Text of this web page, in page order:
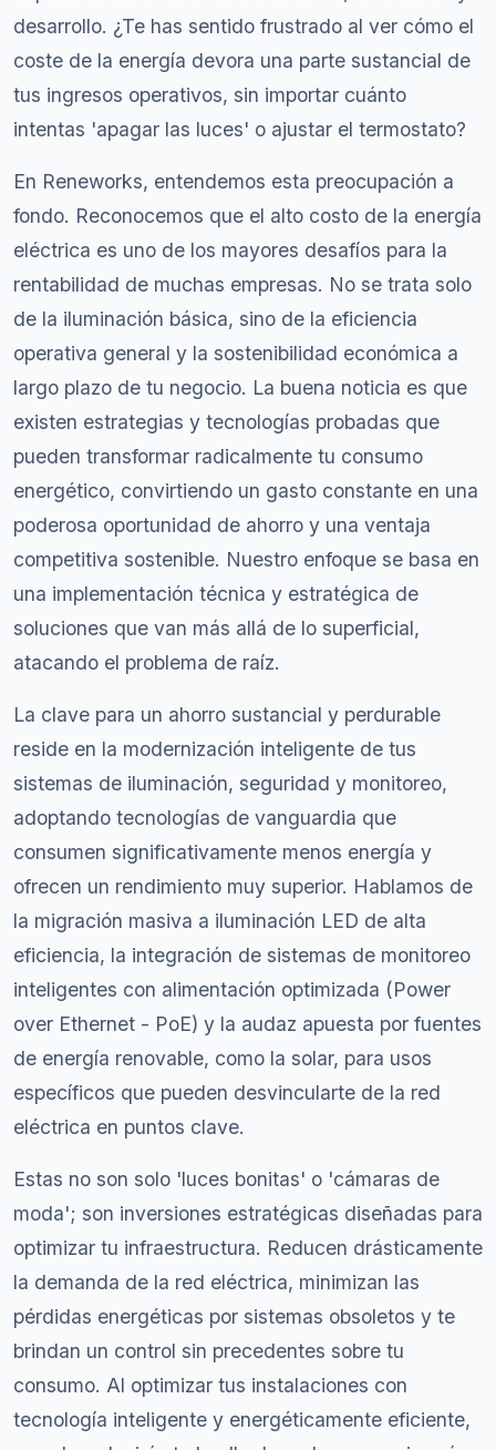
desarrollo. ¿Te has sentido frustrado al ver cómo el
coste de la energía devora una parte sustancial de
tus ingresos operativos, sin importar cuánto
intentas 'apagar las luces' o ajustar el termostato?
En Reneworks, entendemos esta preocupación a
fondo. Reconocemos que el alto costo de la energía
eléctrica es uno de los mayores desafíos para la
rentabilidad de muchas empresas. No se trata solo
de la iluminación básica, sino de la eficiencia
operativa general y la sostenibilidad económica a
largo plazo de tu negocio. La buena noticia es que
existen estrategias y tecnologías probadas que
pueden transformar radicalmente tu consumo
energético, convirtiendo un gasto constante en una
poderosa oportunidad de ahorro y una ventaja
competitiva sostenible. Nuestro enfoque se basa en
una implementación técnica y estratégica de
soluciones que van más allá de lo superficial,
atacando el problema de raíz.
La clave para un ahorro sustancial y perdurable
reside en la modernización inteligente de tus
sistemas de iluminación, seguridad y monitoreo,
adoptando tecnologías de vanguardia que
consumen significativamente menos energía y
ofrecen un rendimiento muy superior. Hablamos de
la migración masiva a iluminación LED de alta
eficiencia, la integración de sistemas de monitoreo
inteligentes con alimentación optimizada (Power
over Ethernet - PoE) y la audaz apuesta por fuentes
de energía renovable, como la solar, para usos
específicos que pueden desvincularte de la red
eléctrica en puntos clave.
Estas no son solo 'luces bonitas' o 'cámaras de
moda'; son inversiones estratégicas diseñadas para
optimizar tu infraestructura. Reducen drásticamente
la demanda de la red eléctrica, minimizan las
pérdidas energéticas por sistemas obsoletos y te
brindan un control sin precedentes sobre tu
consumo. Al optimizar tus instalaciones con
tecnología inteligente y energéticamente eficiente,